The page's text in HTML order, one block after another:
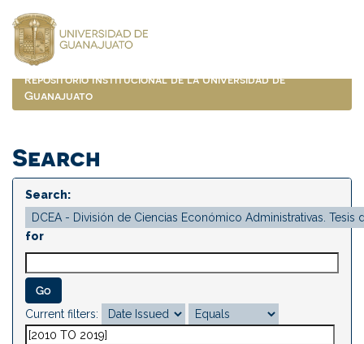
navigation
Repositorio Institucional de la Universidad de
Guanajuato
Search
Search:
for
Current filters: